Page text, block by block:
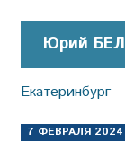
Юрий
Екатеринбург
7 ФЕВРАЛЯ 2024